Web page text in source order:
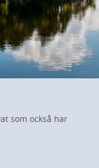
som också har